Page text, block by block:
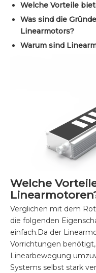
Welche Vorteile
Was sind die
Linearmotors?
Warum sind
Welche
Verglichen mit dem
die folgenden
einfach.Da der
Vorrichtungen
Linearbewegung
Systems selbst stark